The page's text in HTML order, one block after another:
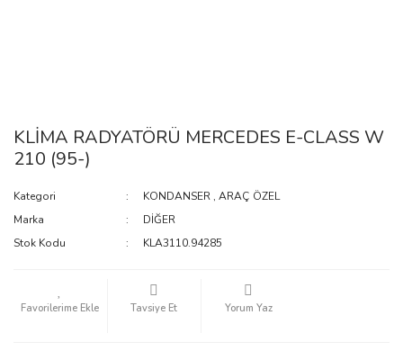
KLİMA RADYATÖRÜ MERCEDES E-CLASS W
210 (95-)
Kategori KONDANSER ,ARAÇ ÖZEL
Marka
DİĞER
Stok Kodu
KLA3110.94285
Tavsiye Et Yorum Yaz